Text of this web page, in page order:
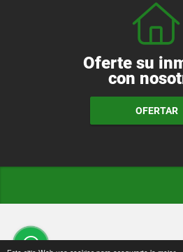
Oferte su
con
OFERTAR